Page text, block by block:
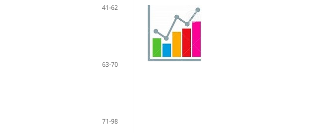
41-62
63-70
71-98